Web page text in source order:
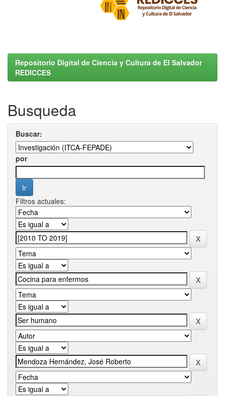
Repositorio Digital de Ciencia y Cultura de El Salvador
REDICCES
Busqueda
Buscar:
por
Filtros actuales: